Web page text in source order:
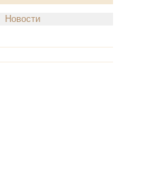
Новости